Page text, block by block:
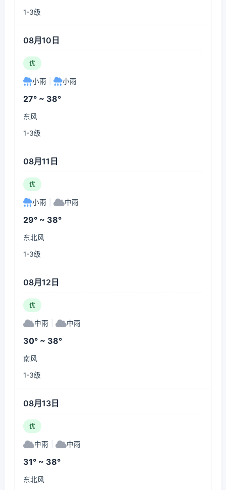
1-3级
08月10日
优
小雨 小雨
27° ~ 38°
东风
1-3级
08月11日
优
小雨 中雨
29° ~ 38°
东北风
1-3级
08月12日
优
中雨 中雨
30° ~ 38°
南风
1-3级
08月13日
优
中雨 中雨
31° ~ 38°
东北风